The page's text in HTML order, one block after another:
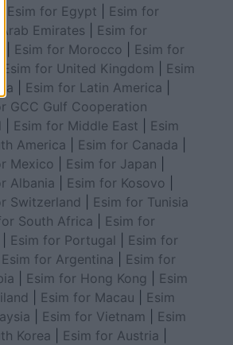
Esim for Egypt
Esim for
Arab Emirates
Esim for
Esim for Morocco
Esim for
Esim for United Kingdom
Esim
Esim for Latin America
GCC Gulf Cooperation
Esim for Middle East
Esim
America
Esim for Canada
Mexico
Esim for Japan
Albania
Esim for Kosovo
Switzerland
Esim for Tunisia
South Africa
Esim for
Esim for Portugal
Esim for
Esim for Argentina
Esim for
Esim for Hong Kong
Esim
Esim for Macau
Esim
Esim for Vietnam
Esim
Korea
Esim for Austria